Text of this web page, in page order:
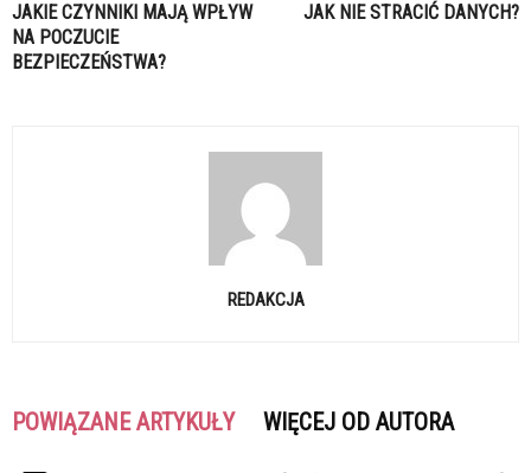
JAKIE CZYNNIKI MAJĄ WPŁYW
NA POCZUCIE
BEZPIECZEŃSTWA?
JAK NIE STRACIĆ DANYCH?
REDAKCJA
POWIĄZANE ARTYKUŁY WIĘCEJ OD AUTORA